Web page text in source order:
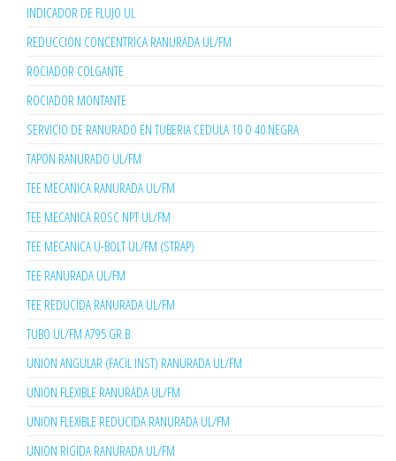
INDICADOR DE FLUJO UL
REDUCCION CONCENTRICA RANURADA UL/FM
ROCIADOR COLGANTE
ROCIADOR MONTANTE
SERVICIO DE RANURADO EN TUBERIA CEDULA 10 O 40 NEGRA
TAPON RANURADO UL/FM
TEE MECANICA RANURADA UL/FM
TEE MECANICA ROSC NPT UL/FM
TEE MECANICA U-BOLT UL/FM (STRAP)
TEE RANURADA UL/FM
TEE REDUCIDA RANURADA UL/FM
TUBO UL/FM A795 GR B
UNION ANGULAR (FACIL INST) RANURADA UL/FM
UNION FLEXIBLE RANURADA UL/FM
UNION FLEXIBLE REDUCIDA RANURADA UL/FM
UNION RIGIDA RANURADA UL/FM